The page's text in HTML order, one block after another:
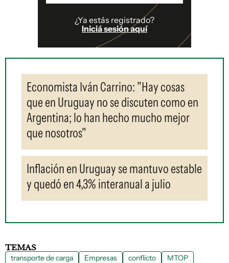
¿Ya estás registrado?
Iniciá sesión aquí
Economista Iván Carrino: "Hay cosas
que en Uruguay no se discuten como en
Argentina; lo han hecho mucho mejor
que nosotros"
Inflación en Uruguay se mantuvo estable
y quedó en 4,3% interanual a julio
TEMAS
transporte de carga Empresas conflicto MTOP